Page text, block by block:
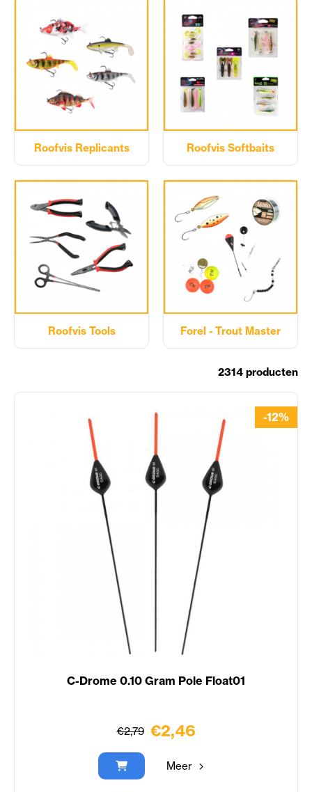
Roofvis Replicants Roofvis Softbaits
Roofvis Tools Forel - Trout Master
2314 producten
C-Drome 0.10 Gram Pole Float01
€2,79
-12%
€2,46
Meer